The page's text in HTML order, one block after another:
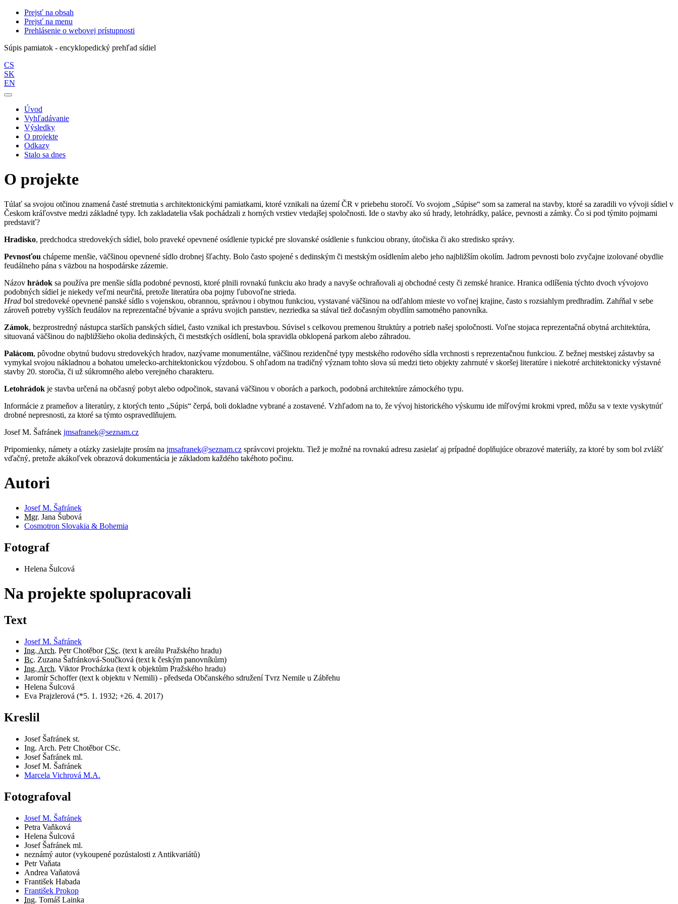
Prejsť na obsah
Prejsť na menu
Prehlásenie o webovej prístupnosti
Súpis pamiatok - encyklopedický prehľad sídiel
CS
SK
EN
Úvod
Vyhľadávanie
Výsledky
O projekte
Odkazy
Stalo sa dnes
O projekte
Túlať sa svojou otčinou znamená časté stretnutia s architektonickými pamiatkami, ktoré vznikali na území ČR v priebehu storočí. Vo svojom „Súpise“ som sa zameral na stavby, ktoré sa zaradili vo vývoji sídiel v
Českom kráľovstve medzi základné typy. Ich zakladatelia však pochádzali z horných vrstiev vtedajšej spoločnosti. Ide o stavby ako sú hrady, letohrádky, paláce, pevnosti a zámky. Čo si pod týmito pojmami
predstaviť?
Hradisko, predchodca stredovekých sídiel, bolo praveké opevnené osídlenie typické pre slovanské osídlenie s funkciou obrany, útočiska či ako stredisko správy.
Pevnosťou chápeme menšie, väčšinou opevnené sídlo drobnej šľachty. Bolo často spojené s dedinským či mestským osídlením alebo jeho najbližším okolím. Jadrom pevnosti bolo zvyčajne izolované obydlie
feudálneho pána s väzbou na hospodárske zázemie.
Názov hrádok sa používa pre menšie sídla podobné pevnosti, ktoré plnili rovnakú funkciu ako hrady a navyše ochraňovali aj obchodné cesty či zemské hranice. Hranica odlíšenia týchto dvoch vývojovo
podobných sídiel je niekedy veľmi neurčitá, pretože literatúra oba pojmy ľubovoľne strieda.
Hrad bol stredoveké opevnené panské sídlo s vojenskou, obrannou, správnou i obytnou funkciou, vystavané väčšinou na odľahlom mieste vo voľnej krajine, často s rozsiahlym predhradím. Zahŕňal v sebe
zároveň potreby vyšších feudálov na reprezentačné bývanie a správu svojich panstiev, nezriedka sa stával tiež dočasným obydlím samotného panovníka.
Zámok, bezprostredný nástupca starších panských sídiel, často vznikal ich prestavbou. Súvisel s celkovou premenou štruktúry a potrieb našej spoločnosti. Voľne stojaca reprezentačná obytná architektúra,
situovaná väčšinou do najbližšieho okolia dedinských, či meststkých osídlení, bola spravidla obklopená parkom alebo záhradou.
Palácom, pôvodne obytnú budovu stredovekých hradov, nazývame monumentálne, väčšinou rezidenčné typy mestského rodového sídla vrchnosti s reprezentačnou funkciou. Z bežnej mestskej zástavby sa
vymykal svojou nákladnou a bohatou umelecko-architektonickou výzdobou. S ohľadom na tradičný význam tohto slova sú medzi tieto objekty zahrnuté v skoršej literatúre i niekotré architektonicky výstavné
stavby 20. storočia, či už súkromného alebo verejného charakteru.
Letohrádok je stavba určená na občasný pobyt alebo odpočinok, stavaná väčšinou v oborách a parkoch, podobná architektúre zámockého typu.
Informácie z prameňov a literatúry, z ktorých tento „Súpis“ čerpá, boli dokladne vybrané a zostavené. Vzhľadom na to, že vývoj historického výskumu ide míľovými krokmi vpred, môžu sa v texte vyskytnúť
drobné nepresnosti, za ktoré sa týmto ospravedlňujem.
Josef M. Šafránek jmsafranek@seznam.cz
Pripomienky, námety a otázky zasielajte prosím na jmsafranek@seznam.cz správcovi projektu. Tiež je možné na rovnakú adresu zasielať aj prípadné doplňujúce obrazové materiály, za ktoré by som bol zvlášť
vďačný, pretože akákoľvek obrazová dokumentácia je základom každého takéhoto počinu.
Autori
Josef M. Šafránek
Mgr. Jana Šubová
Cosmotron Slovakia & Bohemia
Fotograf
Helena Šulcová
Na projekte spolupracovali
Text
Josef M. Šafránek
Ing. Arch. Petr ChotěborCSc. (text k areálu Pražského hradu)
Bc. Zuzana Šafránková-Součková (text k českým panovníkům)
Ing. Arch. Viktor Procházka (text k objektům Pražského hradu)
Jaromír Schoffer (text k objektu v Nemili) - předseda Občanského sdružení Tvrz Nemile u Zábřehu
Helena Šulcová
Eva Prajzlerová (*5. 1. 1932; +26. 4. 2017)
Kreslil
Josef Šafránek st.
Ing. Arch. Petr Chotěbor CSc.
Josef Šafránek ml.
Josef M. Šafránek
Marcela Vichrová M.A.
Fotografoval
Josef M. Šafránek
Petra Vaňková
Helena Šulcová
Josef Šafránek ml.
neznámý autor (vykoupené pozůstalosti z Antikvariátů)
Petr Vaňata
Andrea Vaňatová
František Habada
František Prokop
Ing. Tomáš Lainka